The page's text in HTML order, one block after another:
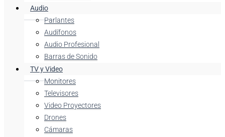
Audio
Parlantes
Audífonos
Audio Profesional
Barras de Sonido
TV y Video
Monitores
Televisores
Video Proyectores
Drones
Cámaras